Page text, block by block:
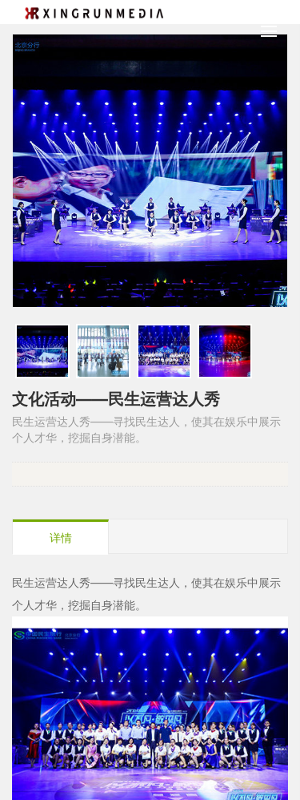
文化活动——民生运营达人秀
民生运营达人秀——寻找民生达人，使其在娱乐中展示
个人才华，挖掘自身潜能。
详情
民生运营达人秀——寻找民生达人，使其在娱乐中展示
个人才华，挖掘自身潜能。